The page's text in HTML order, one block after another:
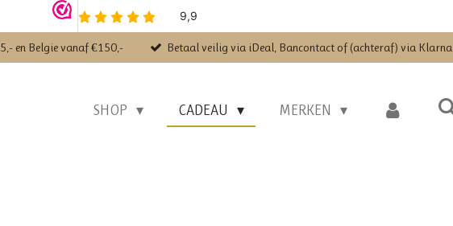
en Belgie vanaf €150,- Betaal veilig via iDeal, Bancontact of (achteraf) via Klarna
SHOP CADEAU MERKEN